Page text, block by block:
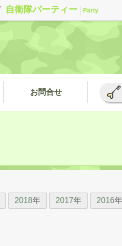
自衛隊パーティー Party
お問合せ
2018年 2017年 2016年